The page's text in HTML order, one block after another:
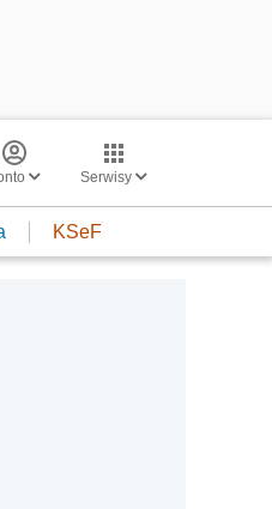
Serwisy
KSeF